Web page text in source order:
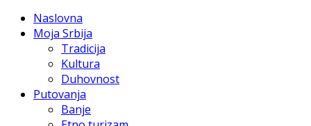
Naslovna
Moja Srbija
Tradicija
Kultura
Duhovnost
Putovanja
Banje